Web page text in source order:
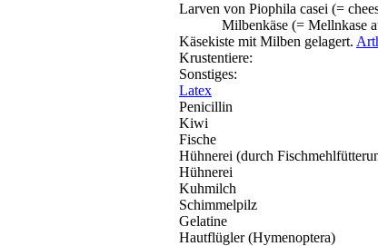
Larven von Piophila casei (=
Milbenkäse (=Mellnkase
Käsekiste mit Milben gelagert.
Krustentiere:
Sonstiges:
Latex
Penicillin
Kiwi
Fische
Hühnerei (durch
Hühnerei
Kuhmilch
Schimmelpilz
Gelatine
Hautflügler (Hymenoptera)